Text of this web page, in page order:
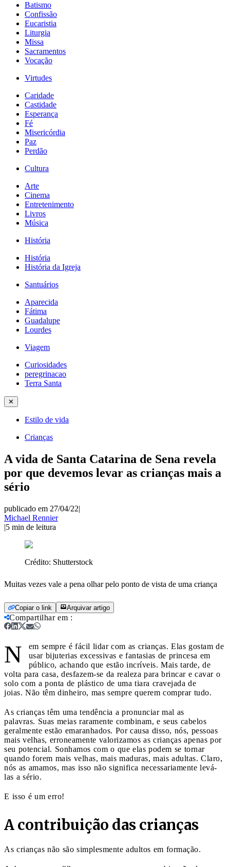
Batismo
Confissão
Eucaristia
Liturgia
Missa
Sacramentos
Vocação
Virtudes
Caridade
Castidade
Esperança
Fé
Misericórdia
Paz
Perdão
Cultura
Arte
Cinema
Entretenimento
Livros
Música
História
História
História da Igreja
Santuários
Aparecida
Fátima
Guadalupe
Lourdes
Viagem
Curiosidades
peregrinacao
Terra Santa
✕
Estilo de vida
Crianças
A vida de Santa Catarina de Sena revela
por que devemos levar as crianças mais a
sério
publicado em 27/04/22|
Michael Rennier
|5 min de leitura
Crédito: Shutterstock
Muitas vezes vale a pena olhar pelo ponto de vista de uma criança
Copiar o link Arquivar artigo
Compartilhar em :
N
em sempre é fácil lidar com as crianças. Elas gostam de
usar bijuterias excessivas e fantasias de princesa em
público, achando que estão incríveis. Mais tarde, de
volta para casa, desfazem-se da realeza para brincar e cavar o
solo com a ponta de plástico de uma tiara cravejada de
joias. Não têm dinheiro, mas sempre querem comprar tudo.
As crianças têm uma tendência a pronunciar mal as
palavras. Suas meias raramente combinam, e seus cabelos
geralmente estão emaranhados. Por causa disso, nós, pessoas
mais velhas, erroneamente valorizamos as crianças apenas por
seu potencial. Sonhamos com o que elas podem se tornar
quando forem mais velhas, mais maduras, mais adultas. Claro,
nós as amamos, mas isso não significa necessariamente levá-
las a sério.
E isso é um erro!
A contribuição das crianças
As crianças não são simplesmente adultos em formação.